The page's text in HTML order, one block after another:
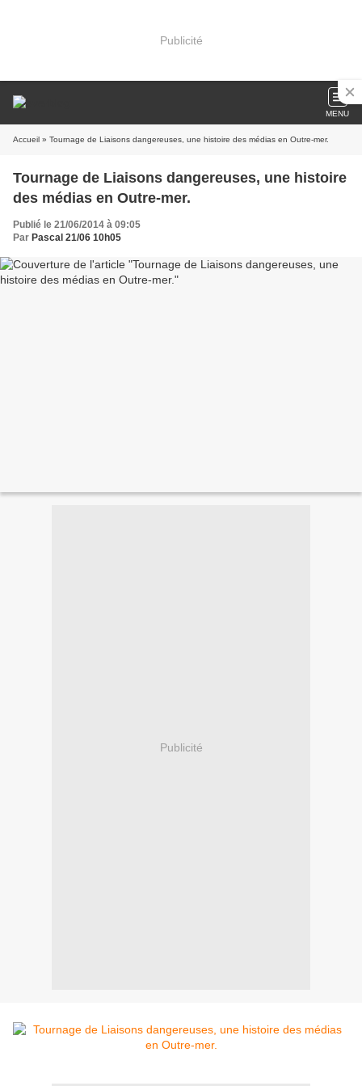
Publicité
MENU
Accueil » Tournage de Liaisons dangereuses, une histoire des médias en Outre-mer.
Tournage de Liaisons dangereuses, une histoire
des médias en Outre-mer.
Publié le 21/06/2014 à 09:05
Par Pascal 21/06 10h05
Publicité